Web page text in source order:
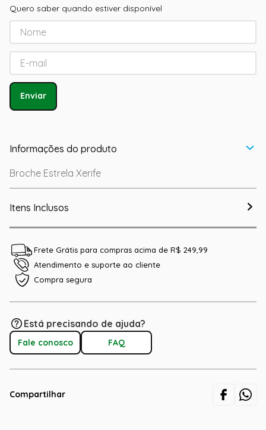
Quero saber quando estiver disponível
Enviar
Informações do produto
Broche Estrela Xerife
Itens Inclusos
Frete Grátis para compras acima de R$ 249,99
Atendimento e suporte ao cliente
Compra segura
Está precisando de ajuda?
Fale conosco FAQ
Compartilhar